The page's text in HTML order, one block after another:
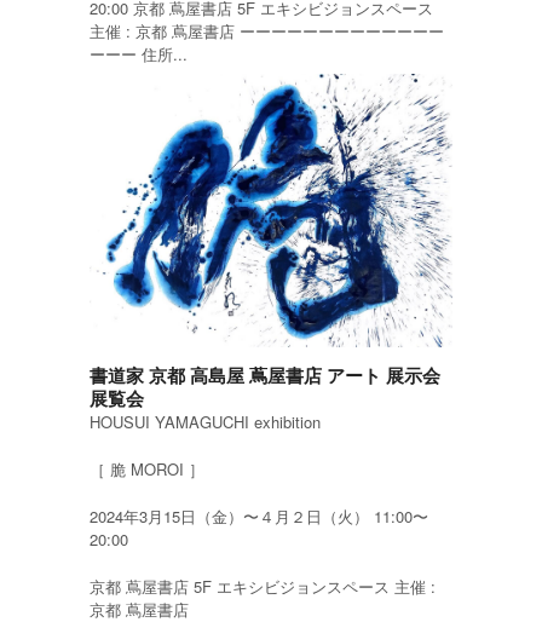
20:00 京都 蔦屋書店 5F エキシビジョンスペース
主催 : 京都 蔦屋書店 ーーーーーーーーーーーーー
ーーー 住所...
書道家 京都 高島屋 蔦屋書店 アート 展示会
展覧会
HOUSUI YAMAGUCHI exhibition
［ 脆 MOROI ］
2024年3月15日（金）〜４月２日（火） 11:00〜
20:00
京都 蔦屋書店 5F エキシビジョンスペース 主催 :
京都 蔦屋書店